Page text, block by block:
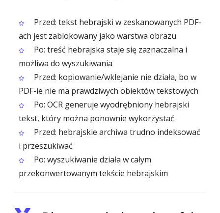
Przed: tekst hebrajski w zeskanowanych PDF-
ach jest zablokowany jako warstwa obrazu
Po: treść hebrajska staje się zaznaczalna i
możliwa do wyszukiwania
Przed: kopiowanie/wklejanie nie działa, bo w
PDF-ie nie ma prawdziwych obiektów tekstowych
Po: OCR generuje wyodrębniony hebrajski
tekst, który można ponownie wykorzystać
Przed: hebrajskie archiwa trudno indeksować
i przeszukiwać
Po: wyszukiwanie działa w całym
przekonwertowanym tekście hebrajskim